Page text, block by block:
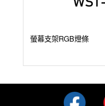
螢幕支架RGB燈條